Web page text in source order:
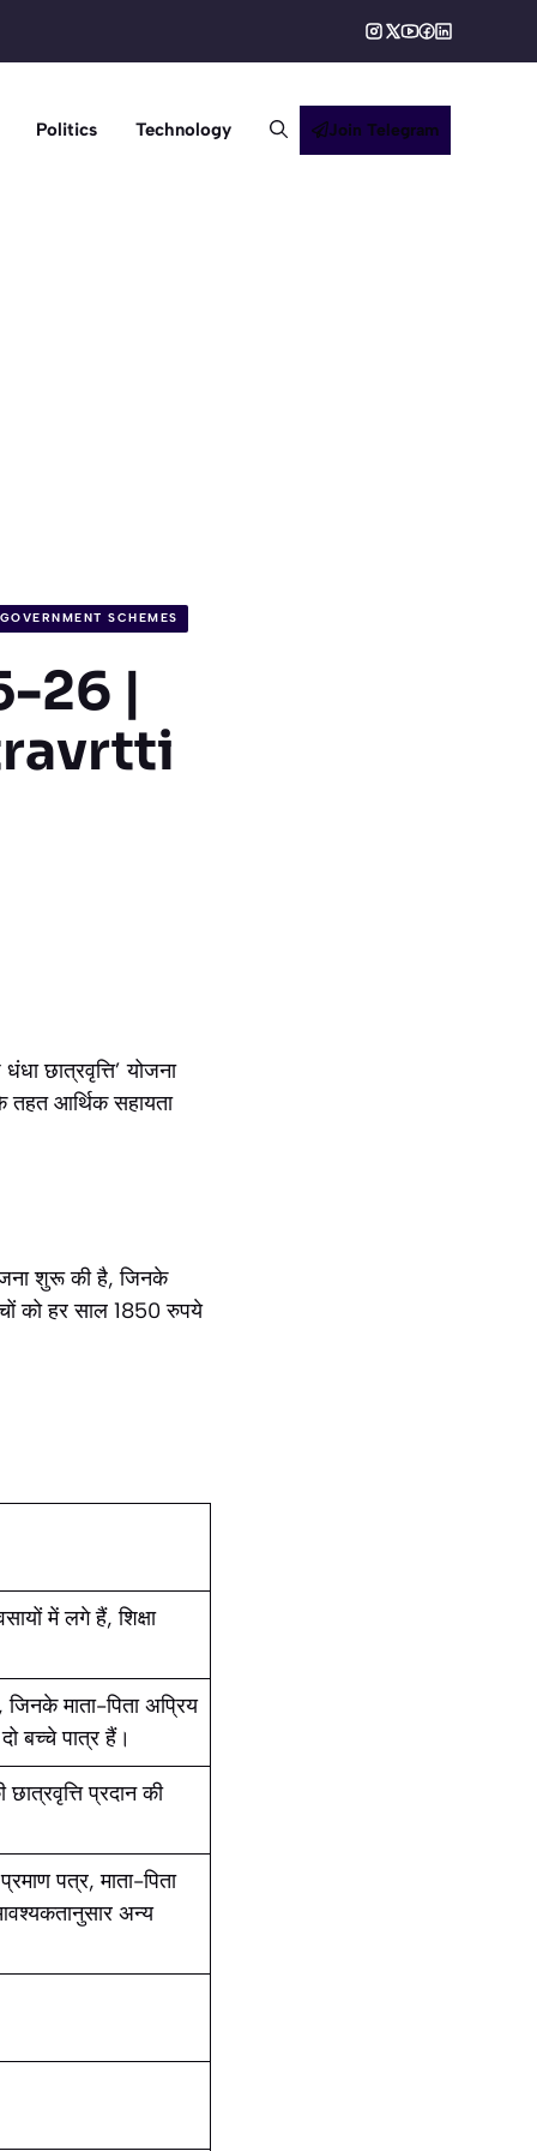
Politics Technology Join Telegram
SCHEMES
26 |
छात्रवृत्ति’ योजना
तहत आर्थिक सहायता
शुरू की है, जिनके
को हर साल 1850 रुपये
में लगे हैं, शिक्षा
माता-पिता अप्रिय
बच्चे पात्र हैं।
प्रदान की
पत्र, माता-पिता
अन्य